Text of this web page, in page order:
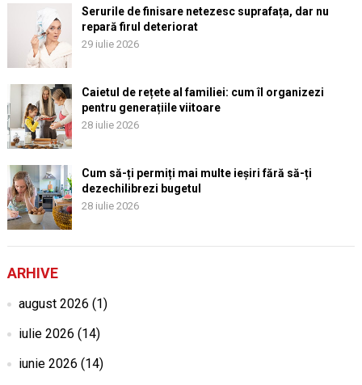
Serurile de finisare netezesc suprafața, dar nu
repară firul deteriorat
29 iulie 2026
Caietul de rețete al familiei: cum îl organizezi
pentru generațiile viitoare
28 iulie 2026
Cum să-ți permiți mai multe ieșiri fără să-ți
dezechilibrezi bugetul
28 iulie 2026
ARHIVE
august 2026 (1)
iulie 2026 (14)
iunie 2026 (14)